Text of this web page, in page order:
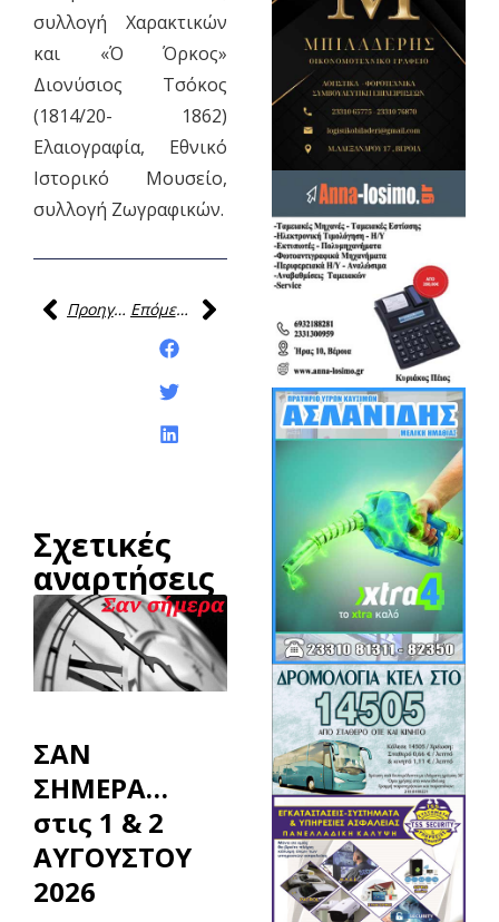
συλλογή Χαρακτικών
και «Ό Όρκος»
Διονύσιος Τσόκος
(1814/20- 1862)
Ελαιογραφία, Εθνικό
Ιστορικό Μουσείο,
συλλογή Ζωγραφικών.
Προηγούμενη
Επόμενη
Σχετικές
αναρτήσεις
ΣΑΝ
ΣΗΜΕΡΑ…
στις 1 & 2
ΑΥΓΟΥΣΤΟΥ
2026